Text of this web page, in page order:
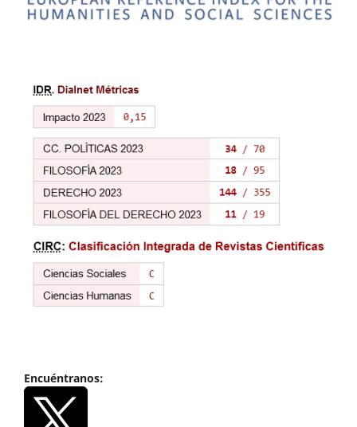
Encuéntranos: